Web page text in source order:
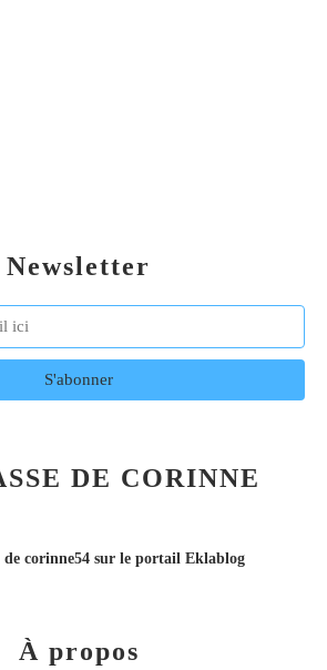
Newsletter
DE CORINNE
corinne54sur le portail Eklablog
À propos